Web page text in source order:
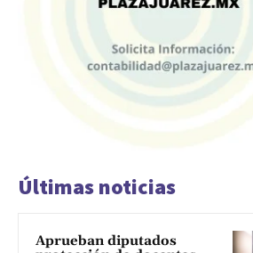
Últimas noticias
Aprueban diputados